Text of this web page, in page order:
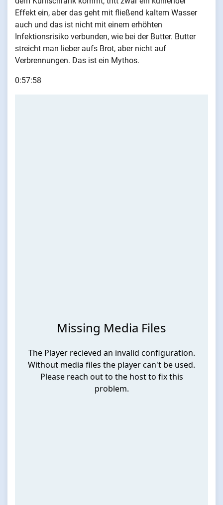
Effekt ein, aber das geht mit fließend kaltem Wasser
auch und das ist nicht mit einem erhöhten
Infektionsrisiko verbunden, wie bei der Butter. Butter
streicht man lieber aufs Brot, aber nicht auf
Verbrennungen. Das ist ein Mythos.
0:57:58